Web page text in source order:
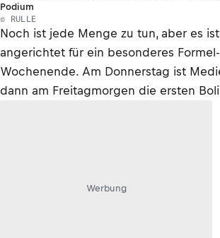
Podium
© RULLE
Noch ist jede Menge zu tun, aber es
angerichtet für ein besonderes
Wochenende. Am Donnerstag ist
dann am Freitagmorgen die ersten
Werbung